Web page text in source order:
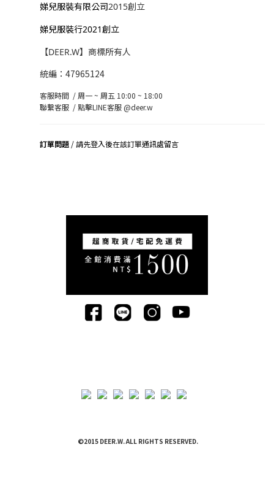
娣兒服裝有限公司2015創立
娣兒服裝行2021創立
【DEER.W】商標所有人
統編：47965124
客服時間 / 周一 ~ 周五 10:00 ~ 18:00
聯繫客服 /點擊LINE客服 @deer.w
訂單問題 / 請先登入後在該訂單通訊處留言
©2015 DEER.W. ALL RIGHTS RESERVED.